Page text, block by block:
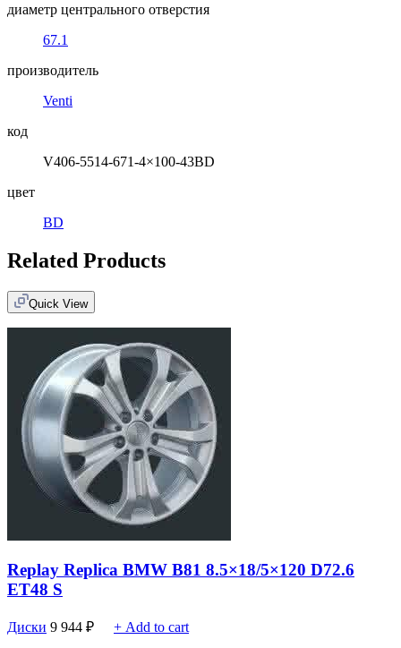
диаметр центрального отверстия
67.1
производитель
Venti
код
V406-5514-671-4×100-43BD
цвет
BD
Related Products
Quick View
Replay Replica BMW B81 8.5×18/5×120 D72.6
ET48 S
Диски 9 944 ₽ + Add to cart